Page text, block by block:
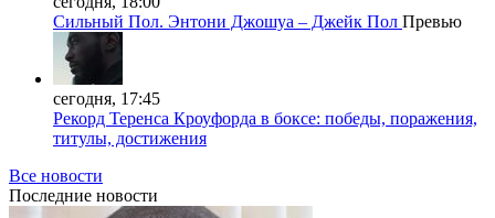
Сильный Пол. Энтони Джошуа – Джейк Пол Превью
сегодня, 17:45
Рекорд Теренса Кроуфорда в боксе: победы, поражения,
титулы, достижения
Все новости
Последние новости